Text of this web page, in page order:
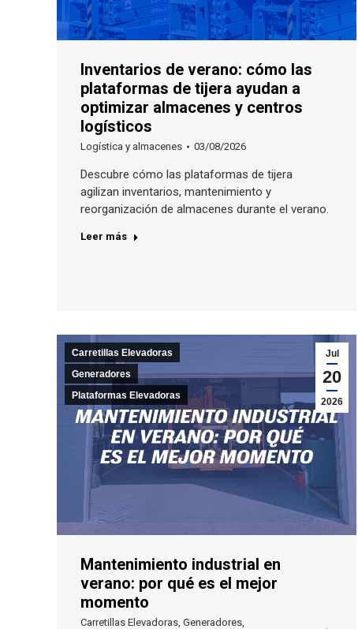
Inventarios de verano: cómo las
plataformas de tijera ayudan a
optimizar almacenes y centros
logísticos
Logística y almacenes 03/08/2026
Descubre cómo las plataformas de tijera
agilizan inventarios, mantenimiento y
reorganización de almacenes durante el verano.
Leer más
Jul
20
2026
Carretillas Elevadoras
Generadores
Plataformas Elevadoras
Mantenimiento industrial en
verano: por qué es el mejor
momento
Carretillas Elevadoras Generadores